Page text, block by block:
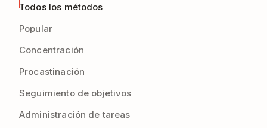
Todos los métodos
Popular
Concentración
Procastinación
Seguimiento de objetivos
Administración de tareas